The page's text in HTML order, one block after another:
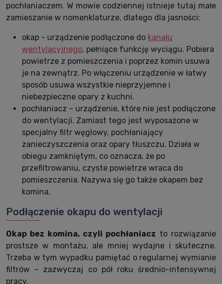
pochłaniaczem. W mowie codziennej istnieje tutaj małe
zamieszanie w nomenklaturze, dlatego dla jasności:
okap - urządzenie podłączone do kanału
wentylacyjnego, pełniące funkcję wyciągu. Pobiera
powietrze z pomieszczenia i poprzez komin usuwa
je na zewnątrz. Po włączeniu urządzenie w łatwy
sposób usuwa wszystkie nieprzyjemne i
niebezpieczne opary z kuchni.
pochłaniacz – urządzenie, które nie jest podłączone
do wentylacji. Zamiast tego jest wyposażone w
specjalny filtr węglowy, pochłaniający
zanieczyszczenia oraz opary tłuszczu. Działa w
obiegu zamkniętym, co oznacza, że po
przefiltrowaniu, czyste powietrze wraca do
pomieszczenia. Nazywa się go także okapem bez
komina.
Podłączenie okapu do wentylacji
Okap bez komina, czyli pochłaniacz to rozwiązanie
prostsze w montażu, ale mniej wydajne i skuteczne.
Trzeba w tym wypadku pamiętać o regularnej wymianie
filtrów – zazwyczaj co pół roku średnio-intensywnej
pracy.